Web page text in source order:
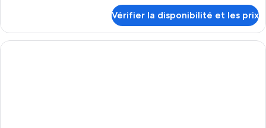
chambre
le
type
de
Vérifier la disponibilité et les prix